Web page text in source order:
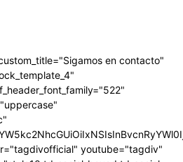
en contacto"
youtube="tagdiv"